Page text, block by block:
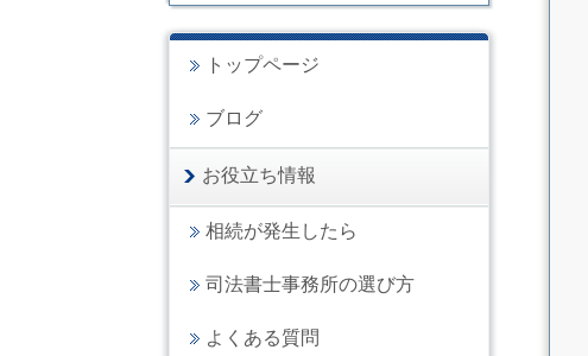
トップページ
ブログ
お役立ち情報
相続が発生したら
司法書士事務所の選び方
よくある質問